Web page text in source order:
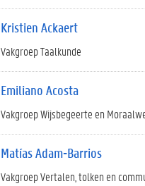
Kristien Ackaert
Vakgroep Taalkunde
Emiliano Acosta
Vakgroep Wijsbegeerte en
Matías Adam-Barrios
Vakgroep Vertalen, tolken en